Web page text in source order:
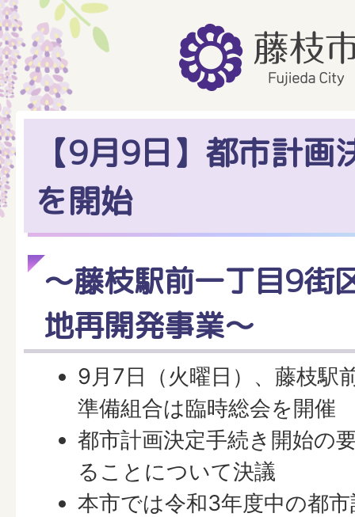
【9月9日】都市計画
を開始
～藤枝駅前一丁目9街
地再開発事業～
9月7日（火曜日）、藤枝駅
準備組合は臨時総会を開催
都市計画決定手続き開始の
ることについて決議
本市では令和3年度中の都